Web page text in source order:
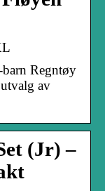
Regntøy
av
(Jr) –